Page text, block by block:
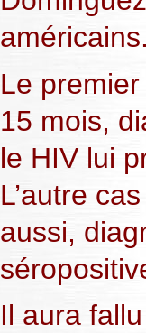
Le
15 mois,
le HIV lui
L’autre
aussi,
Il aura